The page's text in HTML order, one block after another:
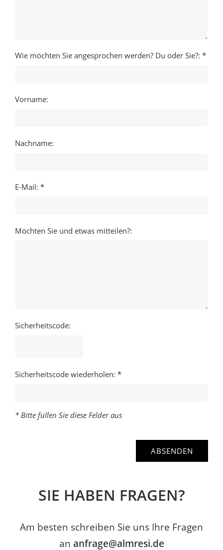
Wie möchten Sie angesprochen werden? Du oder Sie?: *
Vorname:
Nachname:
E-Mail: *
Möchten Sie und etwas mitteilen?:
Sicherheitscode:
Sicherheitscode wiederholen: *
* Bitte füllen Sie diese Felder aus
SIE HABEN FRAGEN?
Am besten schreiben Sie uns Ihre Fragen
an anfrage@almresi.de